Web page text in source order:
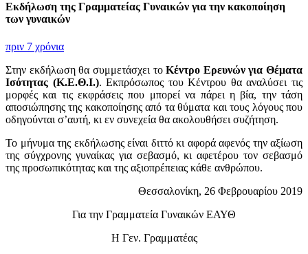
Εκδήλωση της Γραμματείας Γυναικών για την κακοποίηση
των γυναικών
πριν 7 χρόνια
Στην εκδήλωση θα συμμετάσχει τοΚέντρο Ερευνών για Θέματα
Ισότητας (Κ.Ε.Θ.Ι.). Εκπρόσωπος του Κέντρου θα αναλύσει τις
μορφές και τις εκφράσεις που μπορεί να πάρει η βία, την τάση
αποσιώπησης της κακοποίησης από τα θύματα και τους λόγους που
οδηγούνται σ’αυτή, κι εν συνεχεία θα ακολουθήσει συζήτηση.
Το μήνυμα της εκδήλωσης είναι διττό κι αφορά αφενός την αξίωση
της σύγχρονης γυναίκας για σεβασμό, κι αφετέρου τον σεβασμό
της προσωπικότητας και της αξιοπρέπειας κάθε ανθρώπου.
Θεσσαλονίκη, 26 Φεβρουαρίου 2019
Για την Γραμματεία Γυναικών ΕΑΥΘ
Η Γεν. Γραμματέας